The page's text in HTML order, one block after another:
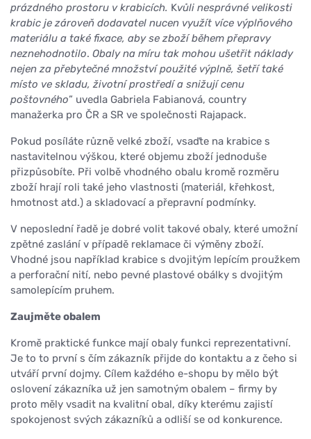
prázdného prostoru v krabicích. Kvůli nesprávné velikosti
krabic je zároveň dodavatel nucen využít více výplňového
materiálu a také fixace, aby se zboží během přepravy
neznehodnotilo. Obaly na míru tak mohou ušetřit náklady
nejen za přebytečné množství použité výplně, šetří také
místo ve skladu, životní prostředí a snižují cenu
poštovného” uvedla Gabriela Fabianová, country
manažerka pro ČR a SR ve společnosti Rajapack.
Pokud posíláte různě velké zboží, vsaďte na krabice s
nastavitelnou výškou, které objemu zboží jednoduše
přizpůsobíte. Při volbě vhodného obalu kromě rozměru
zboží hrají roli také jeho vlastnosti (materiál, křehkost,
hmotnost atd.) a skladovací a přepravní podmínky.
V neposlední řadě je dobré volit takové obaly, které umožní
zpětné zaslání v případě reklamace či výměny zboží.
Vhodné jsou například krabice s dvojitým lepícím proužkem
a perforační nití, nebo pevné plastové obálky s dvojitým
samolepícím pruhem.
Zaujměte obalem
Kromě praktické funkce mají obaly funkci reprezentativní.
Je to to první s čím zákazník přijde do kontaktu a z čeho si
utváří první dojmy. Cílem každého e-shopu by mělo být
oslovení zákazníka už jen samotným obalem – firmy by
proto měly vsadit na kvalitní obal, díky kterému zajistí
spokojenost svých zákazníků a odliší se od konkurence.